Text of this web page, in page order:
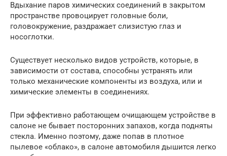
Вдыхание паров химических соединений в закрытом
пространстве провоцирует головные боли,
головокружение, раздражает слизистую глаз и
носоглотки.
Существует несколько видов устройств, которые, в
зависимости от состава, способны устранять или
только механические компоненты из воздуха, или и
химические элементы в соединениях.
При эффективно работающем очищающем устройстве в
салоне не бывает посторонних запахов, когда подняты
стекла. Именно поэтому, даже попав в плотное
пылевое «облако», в салоне автомобиля дышится легко